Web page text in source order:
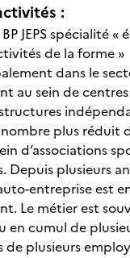
:
JEPS spécialité
de la forme »
dans le
au sein de
plus réduit
d’associations
Depuis plusieurs
entreprise est
Le métier est
en cumul de
de plusieurs